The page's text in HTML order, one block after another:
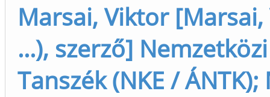
Marsai, Viktor
...), szerző]
Tanszék (NKE /